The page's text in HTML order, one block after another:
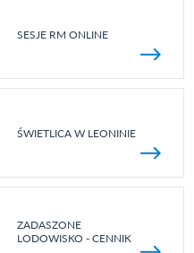
SESJE RM ONLINE
ŚWIETLICA W LEONINIE
ZADASZONE
LODOWISKO - CENNIK